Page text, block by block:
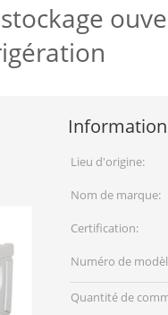
Lieu d'origine:
Nom de marque:
Certification:
Numéro de
Quantité de